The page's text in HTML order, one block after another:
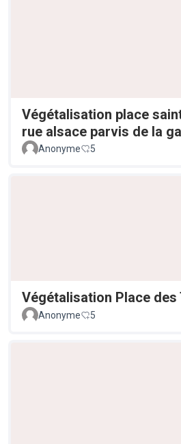
Végétalisation place
rue alsace parvis de la
Anonyme 5
Végétalisation Place des
Anonyme
5